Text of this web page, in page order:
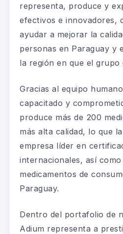
representa, produce y
efectivos e innovadores,
ayudar a mejorar la
personas en Paraguay y
la región en que el grupo
Gracias al equipo
capacitado y
produce más de 200
más alta calidad, lo que
empresa líder en
internacionales, así
medicamentos de
Paraguay.
Dentro del portafolio de
Adium representa a